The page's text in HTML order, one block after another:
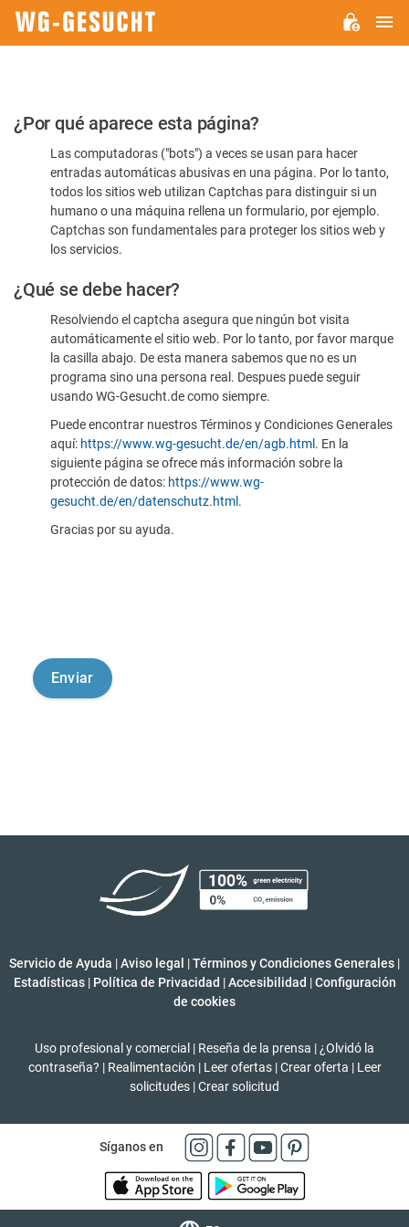
Por
favor,
confirme
humano
¿Por qué aparece esta página?
Las computadoras ("bots") a veces se usan para hacer
entradas automáticas abusivas en una página. Por lo tanto,
todos los sitios web utilizan Captchas para distinguir si un
humano o una máquina rellena un formulario, por ejemplo.
Captchas son fundamentales para proteger los sitios web y
los servicios.
¿Qué se debe hacer?
Resolviendo el captcha asegura que ningún bot visita
automáticamente el sitio web. Por lo tanto, por favor marque
la casilla abajo. De esta manera sabemos que no es un
programa sino una persona real. Despues puede seguir
usando WG-Gesucht.de como siempre.
Puede encontrar nuestros Términos y Condiciones Generales
aquí: https://www.wg-gesucht.de/en/agb.html . En la
siguiente página se ofrece más información sobre la
protección de datos: https://www.wg-
gesucht.de/en/datenschutz.html .
Gracias por su ayuda.
Servicio de Ayuda |Aviso legal |Términos y Condiciones Generales |
Estadísticas | Política de Privacidad | Accesibilidad | Configuración
de cookies
Uso profesional y comercial | Reseña de la prensa | ¿Olvidó la
contraseña? | Realimentación | Leer ofertas | Crear oferta | Leer
solicitudes |Crear solicitud
Síganos en